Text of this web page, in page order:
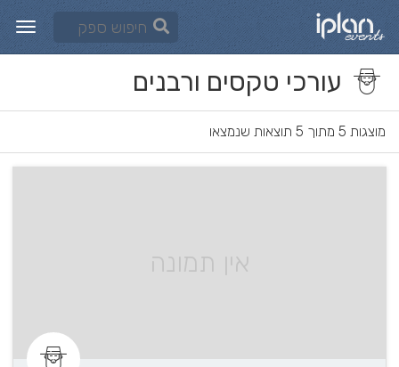
עורכי טקסים ורבנים
מוצגות 5 מתוך 5 תוצאות שנמצאו
אין תמונה